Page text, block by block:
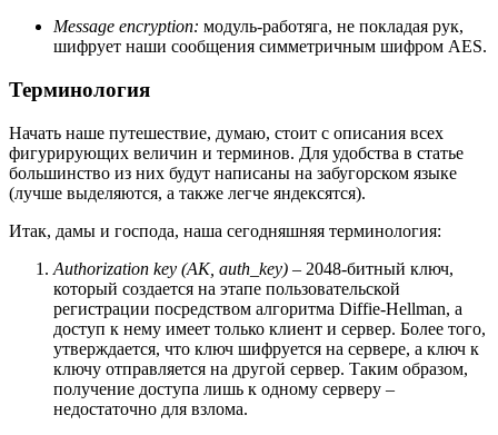
Message encryption: модуль-работяга, не покладая рук,
шифрует наши сообщения симметричным шифром AES.
Терминология
Начать наше путешествие, думаю, стоит с описания всех
фигурирующих величин и терминов. Для удобства в статье
большинство из них будут написаны на забугорском языке
(лучше выделяются, а также легче яндексятся).
Итак, дамы и господа, наша сегодняшняя терминология:
Authorization key (AK, auth_key) – 2048-битный ключ,
который создается на этапе пользовательской
регистрации посредством алгоритма Diffie-Hellman, а
доступ к нему имеет только клиент и сервер. Более того,
утверждается, что ключ шифруется на сервере, а ключ к
ключу отправляется на другой сервер. Таким образом,
получение доступа лишь к одному серверу –
недостаточно для взлома.